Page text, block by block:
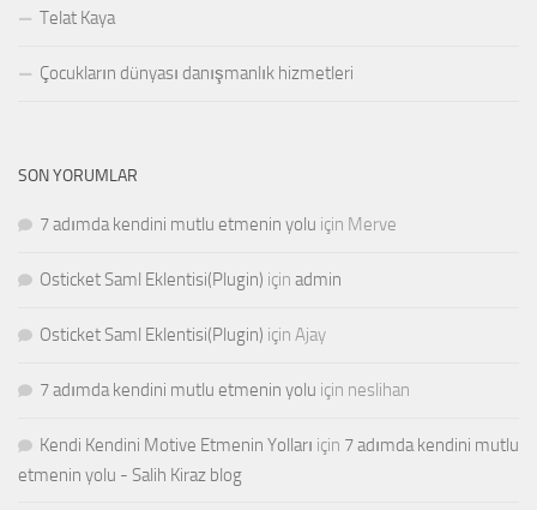
Telat Kaya
Çocukların dünyası danışmanlık hizmetleri
SON YORUMLAR
7 adımda kendini mutlu etmenin yolu için Merve
Osticket Saml Eklentisi(Plugin) için admin
Osticket Saml Eklentisi(Plugin) için Ajay
7 adımda kendini mutlu etmenin yolu için neslihan
Kendi Kendini Motive Etmenin Yolları için 7 adımda kendini mutlu
etmenin yolu - Salih Kiraz blog